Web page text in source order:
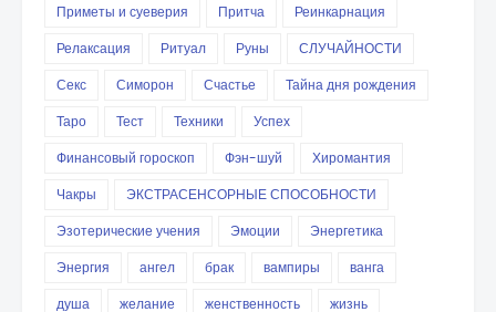
Приметы и суеверия
Притча
Реинкарнация
Релаксация
Ритуал Руны
СЛУЧАЙНОСТИ
Секс
Симорон Счастье
Тайна дня рождения
Таро
Тест Техники
Успех
Финансовый гороскоп
Фэн-шуй
Хиромантия
Чакры
ЭКСТРАСЕНСОРНЫЕ СПОСОБНОСТИ
Эзотерические учения
Эмоции
Энергетика
Энергия
ангел брак вампиры
ванга
душа
желание женственность
жизнь